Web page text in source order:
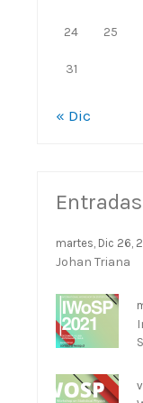
24 25
31
« Dic
martes, Dic 26,
Johan Triana